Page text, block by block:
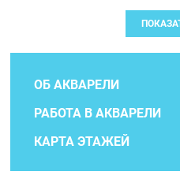
ОБ АКВАРЕЛИ
РАБОТА В АКВАРЕЛИ
КАРТА ЭТАЖЕЙ